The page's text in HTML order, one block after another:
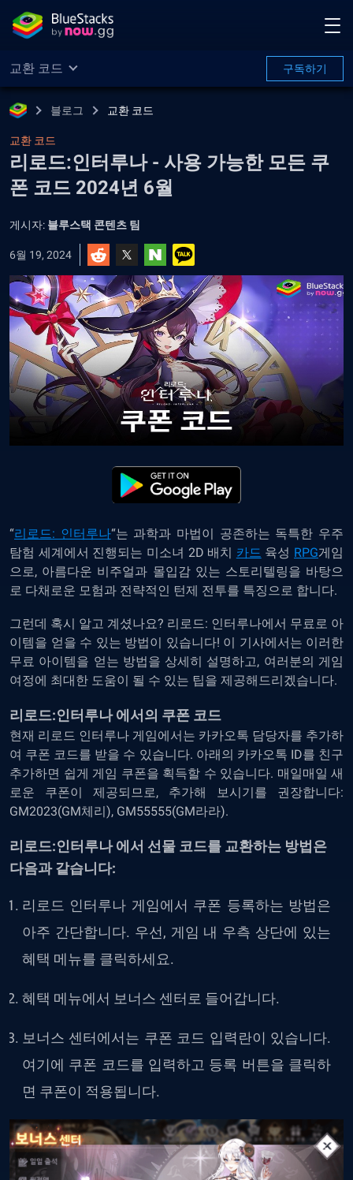
교환 코드 구독하기
블로그 교환 코드
교환 코드
리로드:인터루나 - 사용 가능한 모든 쿠
폰 코드 2024년 6월
게시자: 블루스택 콘텐츠 팀
6월 19, 2024
“리로드: 인터루나“는 과학과 마법이 공존하는 독특한 우주
탐험 세계에서 진행되는 미소녀 2D 배치 카드 육성 RPG게임
으로, 아름다운 비주얼과 몰입감 있는 스토리텔링을 바탕으
로 다채로운 모험과 전략적인 턴제 전투를 특징으로 합니다.
그런데 혹시 알고 계셨나요? 리로드: 인터루나에서 무료로 아
이템을 얻을 수 있는 방법이 있습니다! 이 기사에서는 이러한
무료 아이템을 얻는 방법을 상세히 설명하고, 여러분의 게임
여정에 최대한 도움이 될 수 있는 팁을 제공해드리겠습니다.
리로드:인터루나 에서의 쿠폰 코드
현재 리로드 인터루나 게임에서는 카카오톡 담당자를 추가하
여 쿠폰 코드를 받을 수 있습니다. 아래의 카카오톡 ID를 친구
추가하면 쉽게 게임 쿠폰을 획득할 수 있습니다. 매일매일 새
로운 쿠폰이 제공되므로, 추가해 보시기를 권장합니다:
GM2023(GM체리), GM55555(GM라라).
리로드:인터루나 에서 선물 코드를 교환하는 방법은
다음과 같습니다:
리로드 인터루나 게임에서 쿠폰 등록하는 방법은
아주 간단합니다. 우선, 게임 내 우측 상단에 있는
혜택 메뉴를 클릭하세요.
혜택 메뉴에서 보너스 센터로 들어갑니다.
보너스 센터에서는 쿠폰 코드 입력란이 있습니다.
여기에 쿠폰 코드를 입력하고 등록 버튼을 클릭하
면 쿠폰이 적용됩니다.